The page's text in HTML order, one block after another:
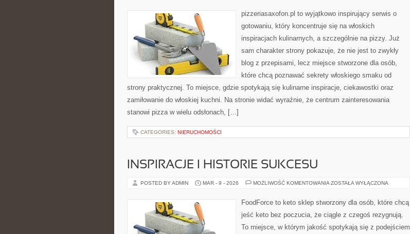
PIZZY
pizzeriasaxofon.pl to wyjątkowo inspirujący serwis o
gotowaniu, który koncentruje się na włoskich
inspiracjach kulinarnych, a szczególnie na pizzy. Już
sam charakter strony pokazuje, że nie jest to zwykły
blog z przepisami, lecz miejsce stworzone dla osób,
które chcą poznawać sekrety włoskiego smaku od
strony praktycznej. To miejsce, gdzie spotykają się kulinarne inspiracje, ciekawostki oraz
zamiłowanie do włoskiej kuchni. Na stronie widać wyraźnie, że centrum zainteresowania
stanowi pizza w wielu odsłonach, […]
CATEGORIES: NIERUCHOMOŚCI
INSPIRACJE I HISTORIE SUKCESU
POSTED BY ADMIN MAR - 9 - 2026 MOŻLIWOŚĆ KOMENTOWANIA INSPIRACJE
SUKCESU
ZOSTAŁA WYŁĄCZONA
FoodForce to keto sklep stworzony dla osób, które chcą
jeść keto bez poczucia, że ciągle z czegoś rezygnują.
To miejsce, w którym jakość spotykają się z podejściem